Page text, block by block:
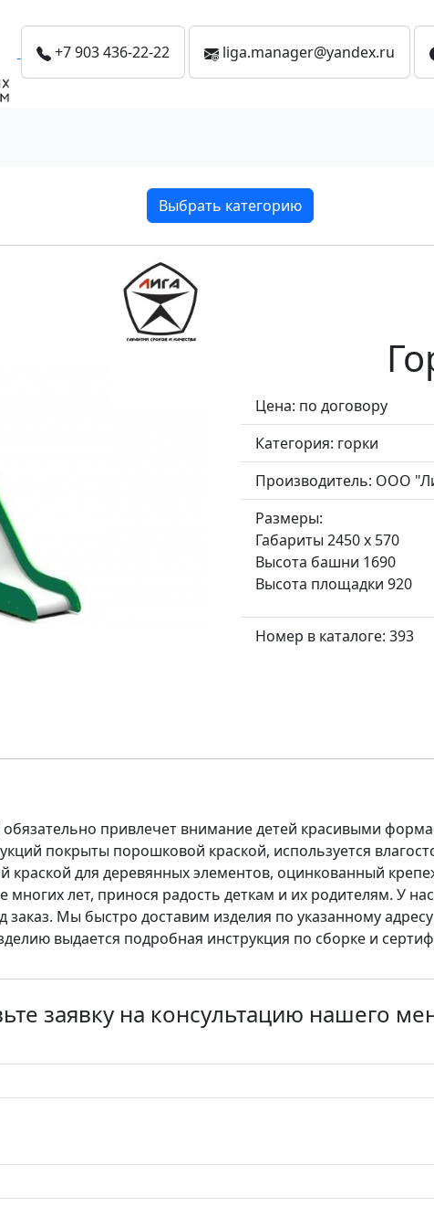
+7 903 436-22-22 liga.manager@yandex.ru
Выбрать категорию
Цена: по договору
Категория: горки
Производитель: ООО
Размеры:
Габариты 2450 x 570
Высота башни 1690
Высота площадки 920
Номер в каталоге: 393
обязательно привлечет внимание детей красивыми
покрыты порошковой краской, используется
краской для деревянных элементов, оцинкованный
многих лет, принося радость деткам и их родителям. У
заказ. Мы быстро доставим изделия по указанному
выдается подробная инструкция по сборке и
заявку на консультацию нашего